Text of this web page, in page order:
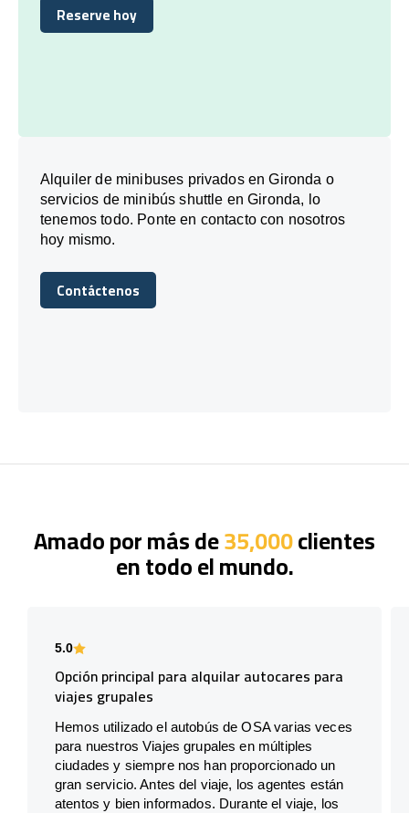
Reserve hoy
Reserve hoy
Alquiler de minibuses privados en Gironda o
servicios de minibús shuttle en Gironda, lo
tenemos todo. Ponte en contacto con nosotros
hoy mismo.
Contáctenos
Contáctenos
Amado por más de35,000clientes
en todo el mundo.
5.0
Opción principal para alquilar autocares para
viajes grupales
Hemos utilizado el autobús de OSA varias veces
para nuestros Viajes grupales en múltiples
ciudades y siempre nos han proporcionado un
gran servicio. Antes del viaje, los agentes están
atentos y bien informados. Durante el viaje, los